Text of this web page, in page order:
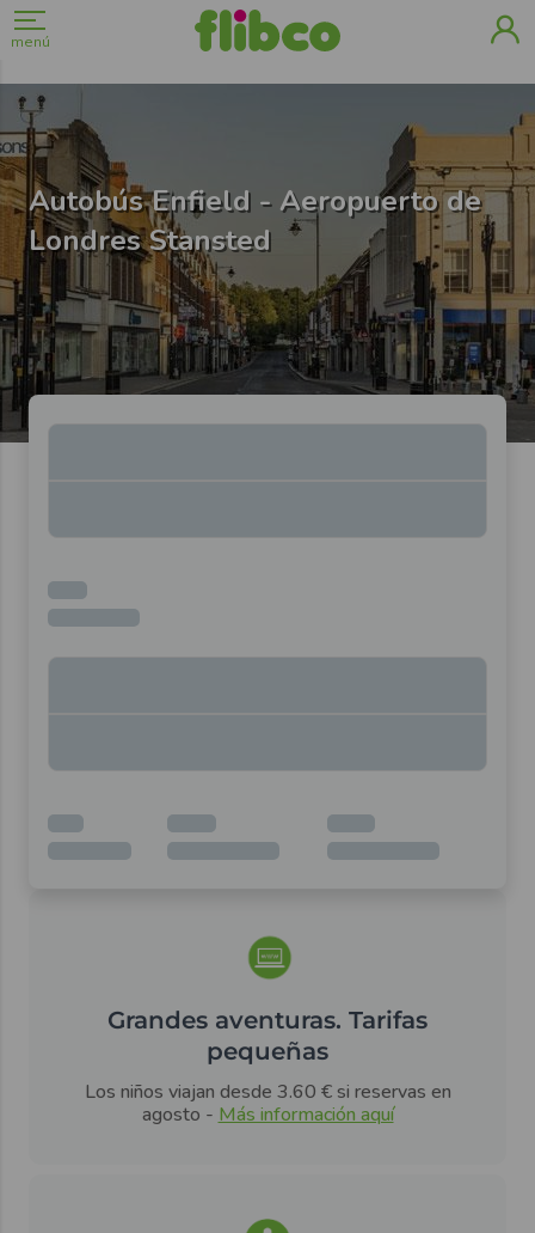
menú
Autobús Enfield - Aeropuerto de
Londres Stansted
Grandes aventuras. Tarifas
pequeñas
Los niños viajan desde 3.60 € si reservas en
agosto - Más información aquí